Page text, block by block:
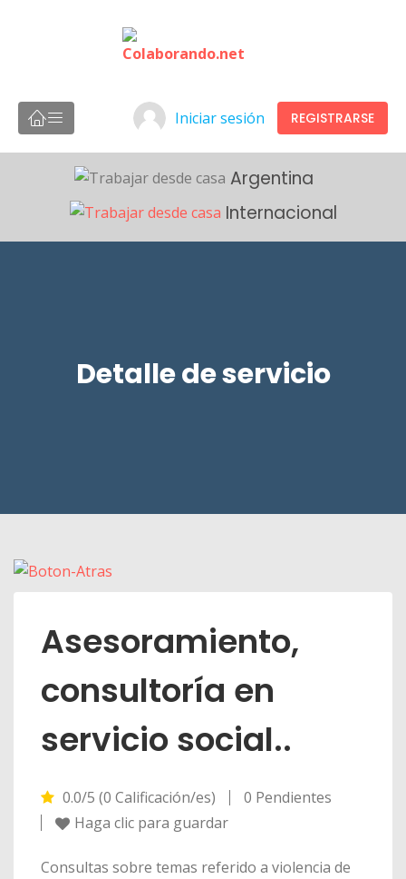
Iniciar sesión REGISTRARSE
Argentina
Internacional
Detalle de servicio
Asesoramiento,
consultoría en
servicio social..
0.0/5 (0 Calificación/es)
0 Pendientes
Haga clic para guardar
Consultas sobre temas referido a violencia de